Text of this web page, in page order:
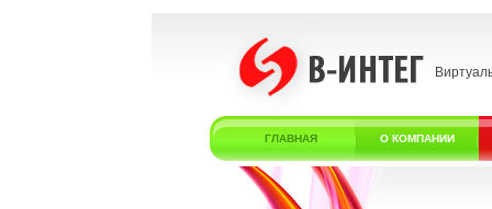
ГЛАВНАЯ О КОМПАНИИ